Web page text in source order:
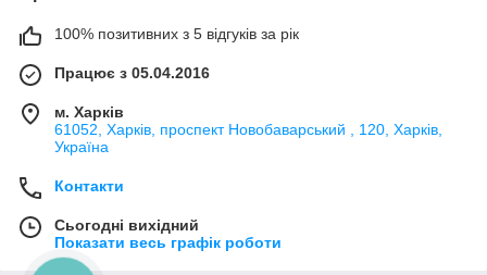
100% позитивних з 5 відгуків за рік
Працює з 05.04.2016
м. Харків
61052, Харків, проспект Новобаварський , 120, Харків,
Україна
Контакти
Сьогодні вихідний
Показати весь графік роботи